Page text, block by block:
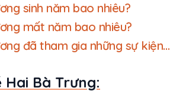
sinh năm bao nhiêu?
mất năm bao nhiêu?
đã tham gia những sự kiện
Hai Bà Trưng: